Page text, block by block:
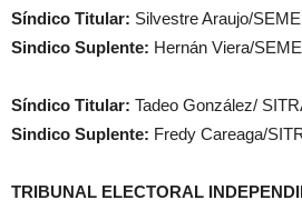
Síndico Titular: Silvestre Araujo/
Sindico Suplente: Hernán Viera/
Síndico Titular: Tadeo González/
Sindico Suplente: Fredy Careaga/
TRIBUNAL ELECTORAL